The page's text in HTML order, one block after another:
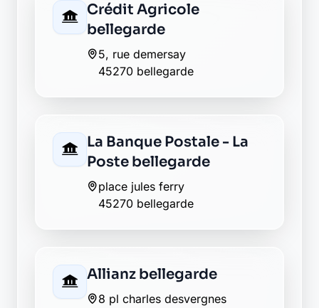
Crédit Agricole
bellegarde
5, rue demersay
45270 bellegarde
La Banque Postale - La
Poste bellegarde
place jules ferry
45270 bellegarde
Allianz bellegarde
8 pl charles desvergnes